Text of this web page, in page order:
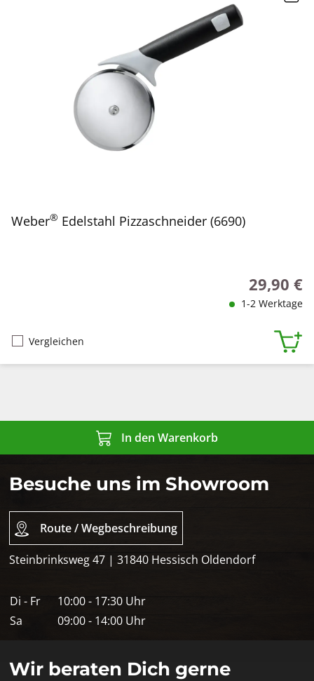
Weber® Edelstahl Pizzaschneider (6690)
Regulärer
29,90 €
1-2 Werktage
Vergleichen
In den Warenkorb
Besuche uns im Showroom
Route / Wegbeschreibung
Steinbrinksweg 47 | 31840 Hessisch Oldendorf
Di - Fr
10:00 - 17:30 Uhr
Sa
09:00 - 14:00 Uhr
Wir beraten Dich gerne